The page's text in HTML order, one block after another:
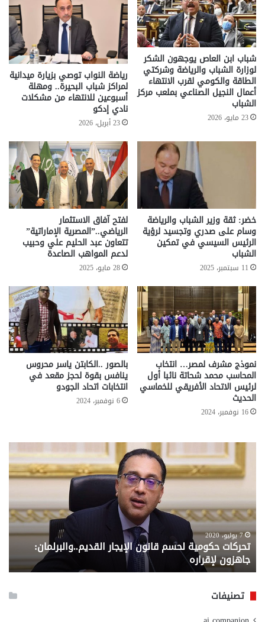
شباب ابن العاص يوجهون الشكر
لوزارة الشباب والرياضة وشركتي
الطاقة والكومي لقرب الانتهاء
أعمال النجيل الصناعي بملعب مركز
الشباب
23 مايو، 2026
رياضة النواب توصي بزيارة ميدانية
لمراكز شباب البحيرة.. ومهلة
أسبوعين للانتهاء من مشكلات
نادي إدكو
23 أبريل، 2026
خضر: ثقة وزير الشباب والرياضة
وسام على صدري وتجسيد لرؤية
الرئيس السيسي في تمكين
الشباب
11 سبتمبر، 2025
لفتح آفاق الاستثمار
الرياضي..”المصرية الإماراتية”
تتعاون عبد الحليم علي وحبيب
لدعم المواهب الصاعدة
28 مايو، 2025
نموذج مشرف لمصر… انتخاب
المحاسب محمد شحاتة نائبا أول
لرئيس الاتحاد الأفريقي للخماسي
الحديث
16 نوفمبر، 2024
بالصور ..الكابتن ياسر محروس
ينافس بقوة لحجز مقعد في
انتخابات اتحاد الجودو
6 نوفمبر، 2024
تحركات
حكومية
لحسم
قانون
القديم..والبرلمان:
جاهزون
لإقراره
7 يوليو، 2020
تحركات حكومية لحسم قانون الإيجار القديم..والبرلمان:
جاهزون لإقراره
..
من
تصنيفات